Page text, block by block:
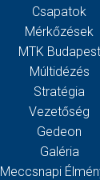
Csapatok
Mérkőzések
MTK Budapest
Múltidézés
Stratégia
Vezetőség
Gedeon
Galéria
Meccsnapi